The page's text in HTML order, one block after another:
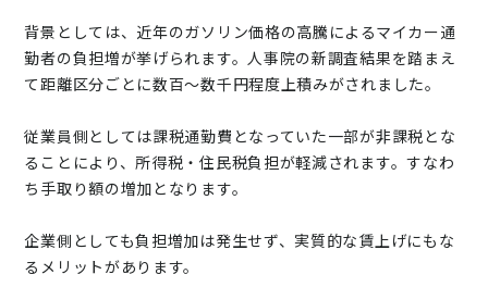
背景としては、近年のガソリン価格の高騰によるマイカー通
勤者の負担増が挙げられます。人事院の新調査結果を踏まえ
て距離区分ごとに数百～数千円程度上積みがされました。
従業員側としては課税通勤費となっていた一部が非課税とな
ることにより、所得税・住民税負担が軽減されます。すなわ
ち手取り額の増加となります。
企業側としても負担増加は発生せず、実質的な賃上げにもな
るメリットがあります。